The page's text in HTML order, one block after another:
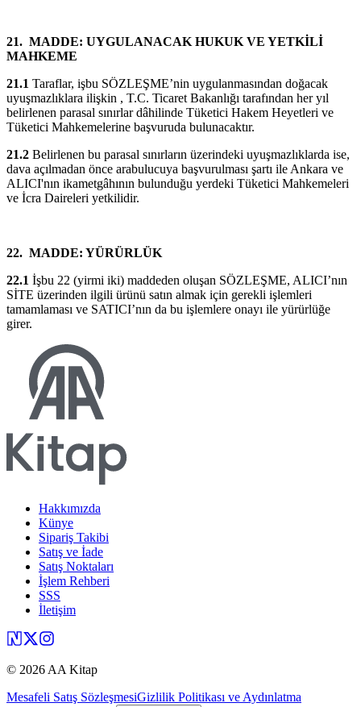
21. MADDE: UYGULANACAK HUKUK VE YETKİLİ
MAHKEME
21.1 Taraflar, işbu SÖZLEŞME’nin uygulanmasından doğacak
uyuşmazlıklara ilişkin , T.C. Ticaret Bakanlığı tarafından her yıl
belirlenen parasal sınırlar dâhilinde Tüketici Hakem Heyetleri ve
Tüketici Mahkemelerine başvuruda bulunacaktır.
21.2 Belirlenen bu parasal sınırların üzerindeki uyuşmazlıklarda ise,
dava açılmadan önce arabulucuya başvurulması şartı ile Ankara ve
ALICI'nın ikametgâhının bulunduğu yerdeki Tüketici Mahkemeleri
ve İcra Daireleri yetkilidir.
22. MADDE: YÜRÜRLÜK
22.1 İşbu 22 (yirmi iki) maddeden oluşan SÖZLEŞME, ALICI’nın
SİTE üzerinden ilgili ürünü satın almak için gerekli işlemleri
tamamlaması ve SATICI’nın da bu işlemlere onayı ile yürürlüğe
girer.
Hakkımızda
Künye
Sipariş Takibi
Satış ve İade
Satış Noktaları
İşlem Rehberi
SSS
İletişim
© 2026 AA Kitap
Mesafeli Satış SözleşmesiGizlilik Politikası ve Aydınlatma